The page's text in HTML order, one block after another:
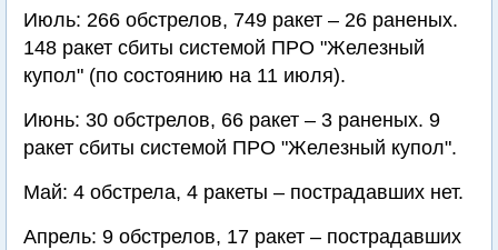
Июль: 266 обстрелов, 749 ракет – 26 раненых.
148 ракет сбиты системой ПРО "Железный
купол" (по состоянию на 11 июля).
Июнь: 30 обстрелов, 66 ракет – 3 раненых. 9
ракет сбиты системой ПРО "Железный купол".
Май: 4 обстрела, 4 ракеты – пострадавших нет.
Апрель: 9 обстрелов, 17 ракет – пострадавших